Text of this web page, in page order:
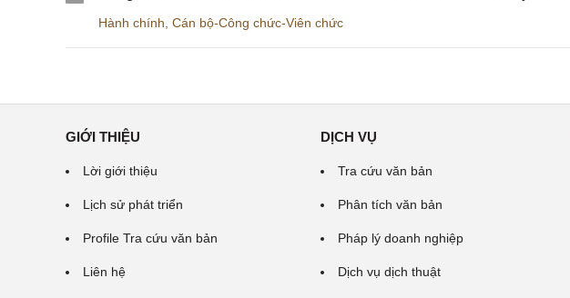
Hành chính Cán bộ-Công chức-Viên chức
GIỚI THIỆU
Lời giới thiệu
Lịch sử phát triển
Profile Tra cứu văn bản
Liên hệ
DỊCH VỤ
Tra cứu văn bản
Phân tích văn bản
Pháp lý doanh nghiệp
Dịch vụ dịch thuật